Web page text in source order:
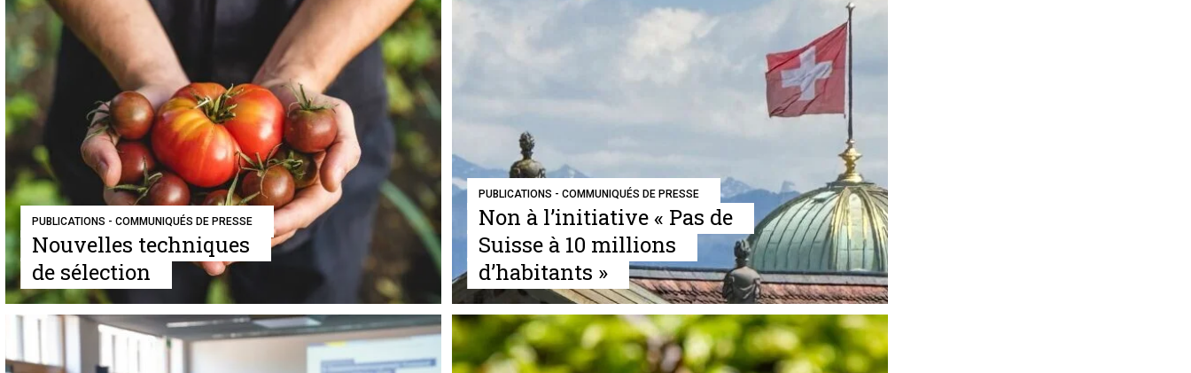
PUBLICATIONS - COMMUNIQUÉS DE PRESSE
Nouvelles techniques
de sélection
PUBLICATIONS - COMMUNIQUÉS DE PRESSE
Non à l’initiative « Pas de
Suisse à 10 millions
d’habitants »